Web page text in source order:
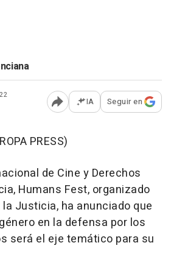
Abrir opciones para
IA Seguir en
PRESS)
de Cine y Derechos
Humans Fest, organizado
Justicia, ha anunciado que
en la defensa por los
será el eje temático para su